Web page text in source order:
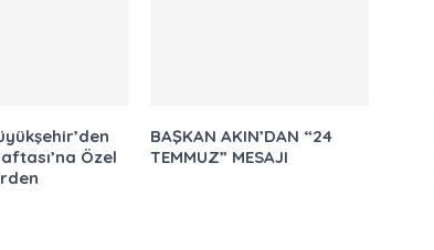
Özel
BAŞKAN AKIN’DAN “24
TEMMUZ” MESAJI